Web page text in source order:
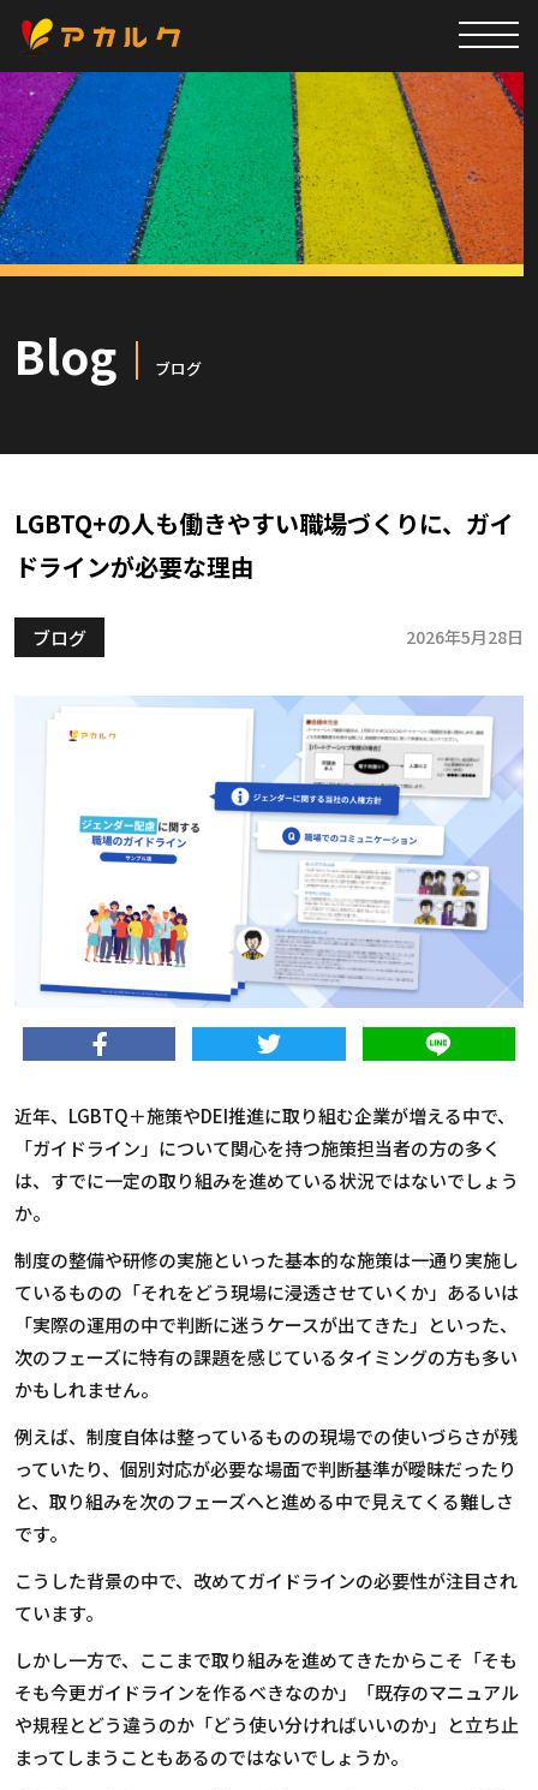
Blog ブログ
LGBTQ+の人も働きやすい職場づくりに、ガイ
ドラインが必要な理由
ブログ 2026年5月28日
近年、 LGBTQ＋施策やDEI推進に取り組む企業が増える中で、
「ガイドライン」について関心を持つ施策担当者の方の多く
は、すでに一定の取り組みを進めている状況ではないでしょう
か。
制度の整備や研修の実施といった基本的な施策は一通り実施し
ているものの「それをどう現場に浸透させていくか」あるいは
「実際の運用の中で判断に迷うケースが出てきた」といった、
次のフェーズに特有の課題を感じているタイミングの方も多い
かもしれません。
例えば、制度自体は整っているものの現場での使いづらさが残
っていたり、個別対応が必要な場面で判断基準が曖昧だったり
と、取り組みを次のフェーズへと進める中で見えてくる難しさ
です。
こうした背景の中で、改めてガイドラインの必要性が注目され
ています。
しかし一方で、ここまで取り組みを進めてきたからこそ「そも
そも今更ガイドラインを作るべきなのか」「既存のマニュアル
や規程とどう違うのか「どう使い分ければいいのか」と立ち止
まってしまうこともあるのではないでしょうか。